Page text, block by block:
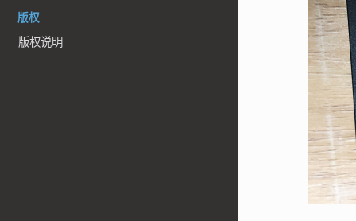
版权
版权说明